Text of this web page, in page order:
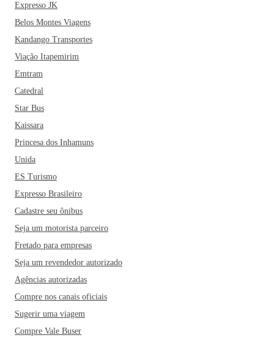
Expresso JK
Belos Montes Viagens
Kandango Transportes
Viação Itapemirim
Emtram
Catedral
Star Bus
Kaissara
Princesa dos Inhamuns
Unida
ES Turismo
Expresso Brasileiro
Cadastre seu ônibus
Seja um motorista parceiro
Fretado para empresas
Seja um revendedor autorizado
Agências autorizadas
Compre nos canais oficiais
Sugerir uma viagem
Compre Vale Buser